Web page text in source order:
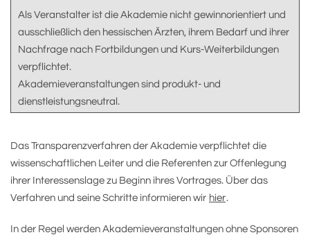
Als Veranstalter ist die Akademie nicht gewinnorientiert und
ausschließlich den hessischen Ärzten, ihrem Bedarf und ihrer
Nachfrage nach Fortbildungen und Kurs-Weiterbildungen
verpflichtet.
Akademieveranstaltungen sind produkt- und
dienstleistungsneutral.
Das Transparenzverfahren der Akademie verpflichtet die
wissenschaftlichen Leiter und die Referenten zur Offenlegung
ihrer Interessenslage zu Beginn ihres Vortrages. Über das
Verfahren und seine Schritte informieren wir hier.
In der Regel werden Akademieveranstaltungen ohne Sponsoren